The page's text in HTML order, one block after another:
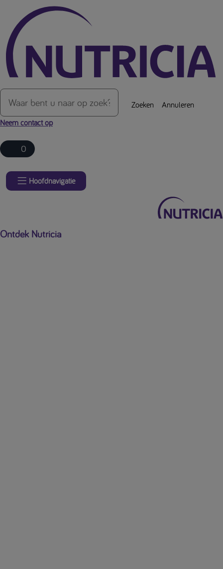
Over de inhoud van de pagina
Zoeken
Annuleren
Neem contact op
0
Hoofdnavigatie
Ontdek Nutricia